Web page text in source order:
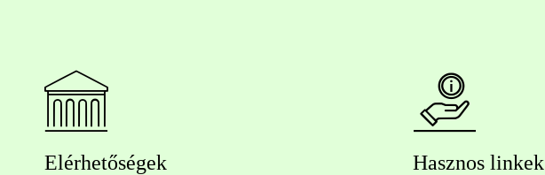
Elérhetőségek Hasznos linkek